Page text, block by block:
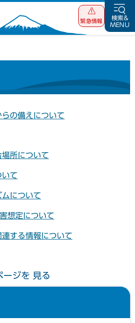
緊急情報
検索&
MENU
の備えについて
所について
いて
について
想定について
する情報について
ージを 見る